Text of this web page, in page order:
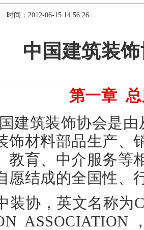
间：2012-06-15 14:56:26
中国建筑装
第一章
建筑装饰协会是由
饰材料部品生产、
教育、中介服务等
愿结成的全国性、
装协，英文名称
ASSOCIATION